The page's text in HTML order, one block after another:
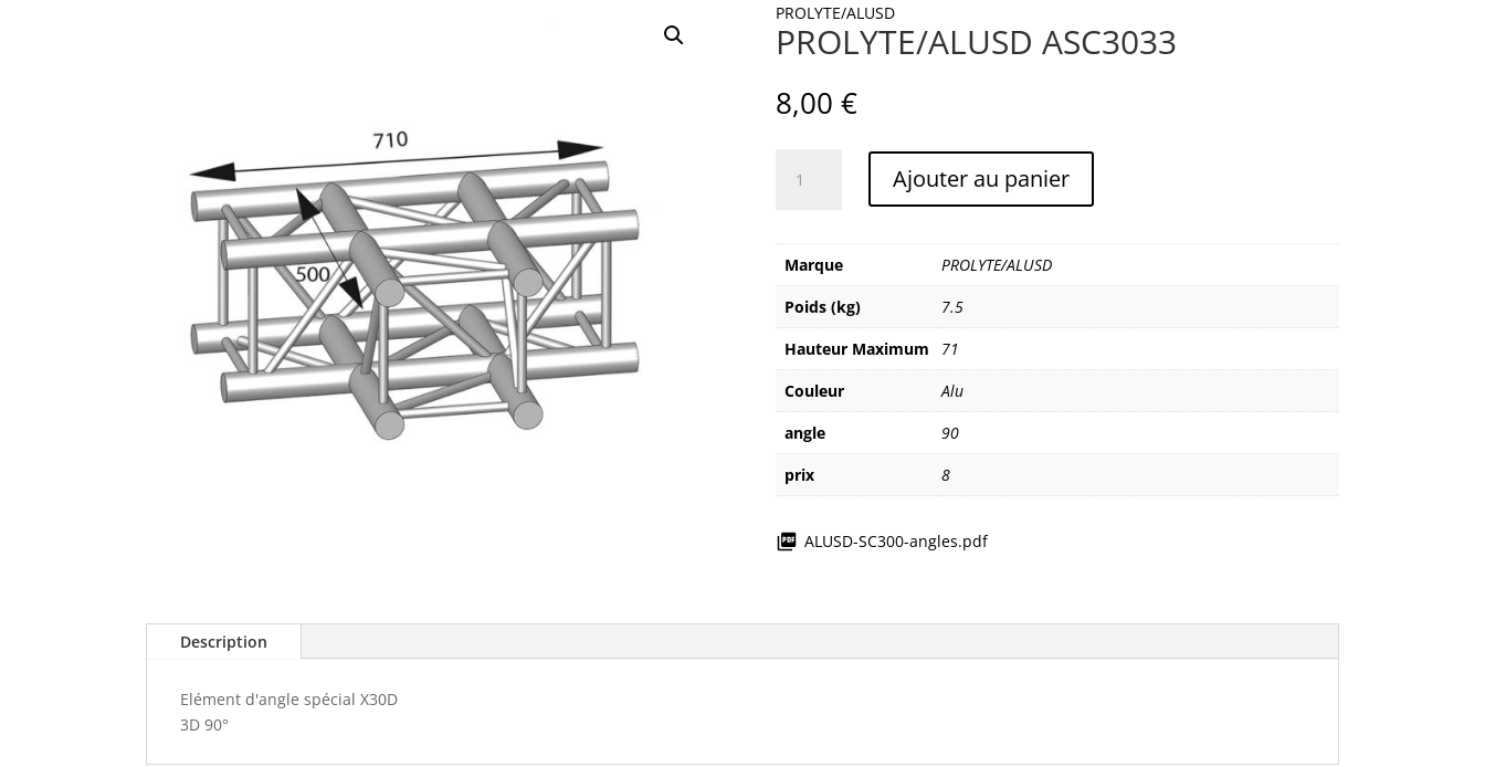
PROLYTE/ALUSD
PROLYTE/ALUSD ASC3033
8,00 €
PROLYTE/ALUSD
Ajouter au panier
Marque
PROLYTE/ALUSD
Poids (kg)
7.5
Hauteur Maximum
71
Couleur
Alu
angle
90
prix
8
ALUSD-SC300-angles.pdf
Description
Elément d'angle spécial X30D
3D 90°